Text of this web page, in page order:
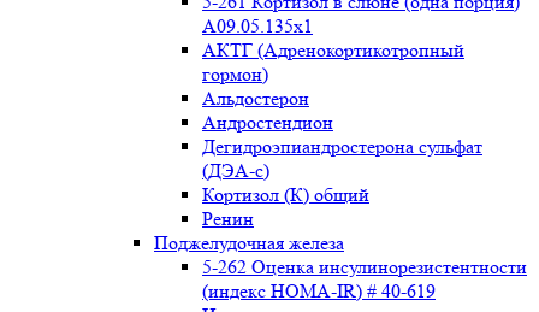
A09.05.135x1
АКТГ (Адренокортикотропный
гормон)
Альдостерон
Андростендион
Дегидроэпиандростерона сульфат
(ДЭА-с)
Кортизол (К) общий
Ренин
Поджелудочная железа
5-262 Оценка инсулинорезистентности
(индекс HOMA-IR) # 40-619